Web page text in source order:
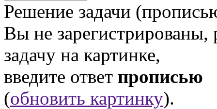
Решение задачи
Вы не
задачу на картинке,
введите ответ прописью
(обновить картинку).